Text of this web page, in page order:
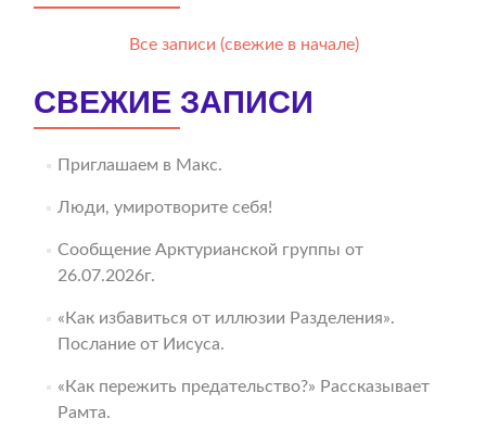
Все записи (свежие в начале)
СВЕЖИЕ ЗАПИСИ
Приглашаем в Макс.
Люди, умиротворите себя!
Сообщение Арктурианской группы от
26.07.2026г.
«Как избавиться от иллюзии Разделения».
Послание от Иисуса.
«Как пережить предательство?» Рассказывает
Рамта.